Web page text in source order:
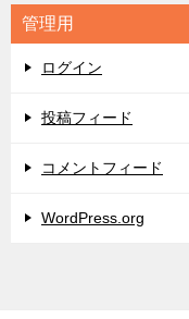
リ
ー
管理用
ログイン
投稿フィード
コメントフィード
WordPress.org